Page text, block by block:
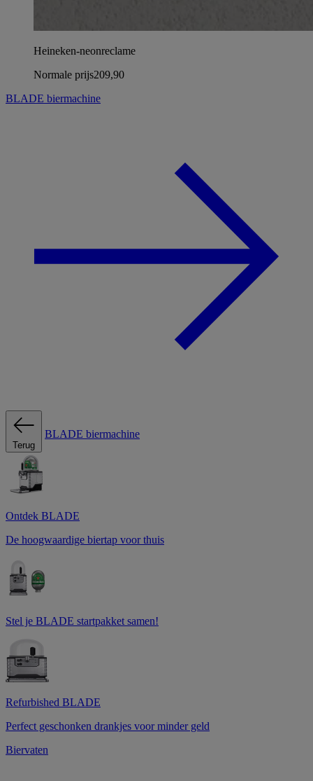
Heineken-neonreclame
Normale prijs209,90
BLADE biermachine
Terug
BLADE biermachine
Ontdek BLADE
De hoogwaardige biertap voor thuis
Stel je BLADE startpakket samen!
Refurbished BLADE
Perfect geschonken drankjes voor minder geld
Biervaten